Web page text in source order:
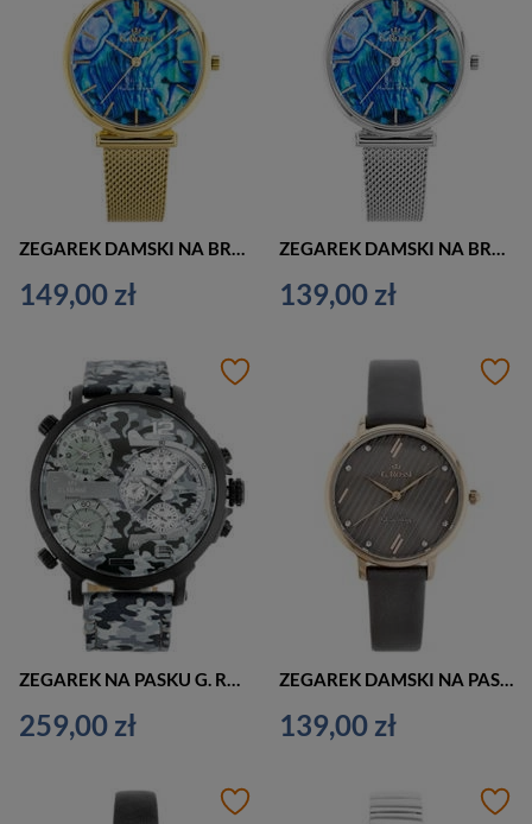
ZEGAREK DAMSKI NA BRANSOLECIE ZŁOTY G. ROSSI - G.R13665B-4D1 (zg872b) + BOX
149,00 zł
ZEGAREK DAMSKI NA BRANSOLECIE SREBRNY G. ROSSI - G.R13665B-3C1 (zg872a) + BOX
139,00 zł
259,00 zł 139,00 zł